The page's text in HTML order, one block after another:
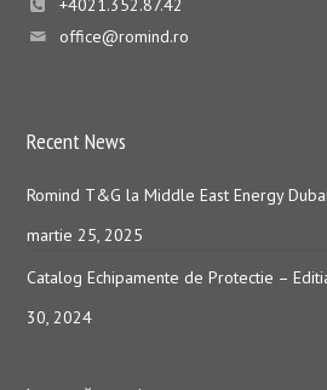
office@romind.ro
Recent News
Romind T&G la Middle East Energy
martie 25, 2025
Catalog Echipamente de Protectie –
30, 2024